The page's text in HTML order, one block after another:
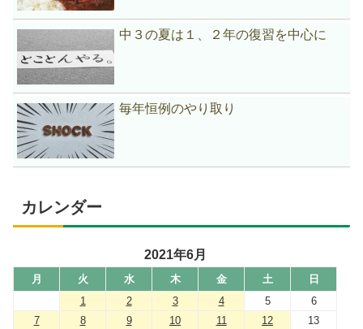
中３の夏は１、２年の復習を中心に
毎年恒例のやり取り
カレンダー
2021年6月
月 火 水 木 金 土
日
1
2 3 4 5
6
7
8 9 10 11 12
13